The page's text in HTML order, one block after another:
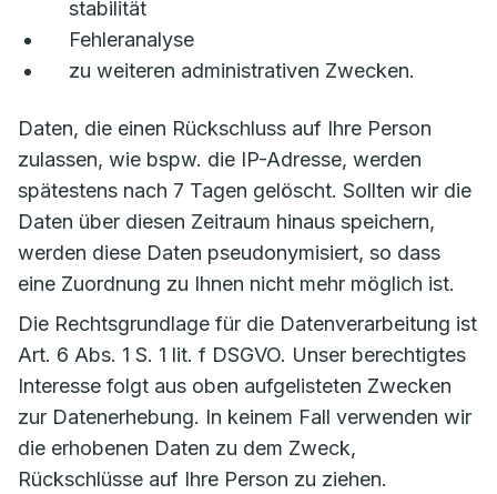
stabilität
Fehleranalyse
zu weiteren administrativen Zwecken.
Daten, die einen Rückschluss auf Ihre Person
zulassen, wie bspw. die IP-Adresse, werden
spätestens nach 7 Tagen gelöscht. Sollten wir die
Daten über diesen Zeitraum hinaus speichern,
werden diese Daten pseudonymisiert, so dass
eine Zuordnung zu Ihnen nicht mehr möglich ist.
Die Rechtsgrundlage für die Datenverarbeitung ist
Art. 6 Abs. 1 S. 1 lit. f DSGVO. Unser berechtigtes
Interesse folgt aus oben aufgelisteten Zwecken
zur Datenerhebung. In keinem Fall verwenden wir
die erhobenen Daten zu dem Zweck,
Rückschlüsse auf Ihre Person zu ziehen.